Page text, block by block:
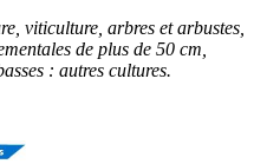
viticulture, arbres et arbustes,
de plus de 50 cm,
: autres cultures.